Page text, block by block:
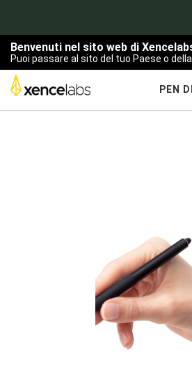
Benvenuti nel sito web di
Puoi passare al sito del tuo Paese o
PEN